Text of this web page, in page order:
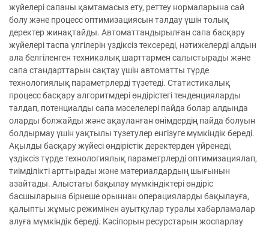
жүйелері сапаны қамтамасыз ету, реттеу нормаларына сай
болу және процесс оптимизациясын талдау үшін толық
деректер жинақтайды. Автоматтандырылған сапа басқару
жүйелері таспа үлгілерін үздіксіз тексереді, нәтижелерді алдын
ала белгіленген техникалық шарттармен салыстырады және
сапа стандарттарын сақтау үшін автоматты түрде
технологиялық параметрлерді түзетеді. Статистикалық
процесс басқару алгоритмдері өндірістегі тенденцияларды
талдап, потенциалды сапа мәселелері пайда болар алдында
оларды болжайды және ақауланған өнімдердің пайда болуын
болдырмау үшін уақтылы түзетулер енгізуге мүмкіндік береді.
Ақылды басқару жүйесі өндірістік деректерден үйренеді,
үздіксіз түрде технологиялық параметрлерді оптимизациялап,
тиімділікті арттырады және материалдардың шығынын
азайтады. Алыстағы бақылау мүмкіндіктері өндіріс
басшыларына бірнеше орыннан операцияларды бақылауға,
қалыпты жұмыс режимінен ауытқулар туралы хабарламалар
алуға мүмкіндік береді. Кәсіпорын ресурстарын жоспарлау